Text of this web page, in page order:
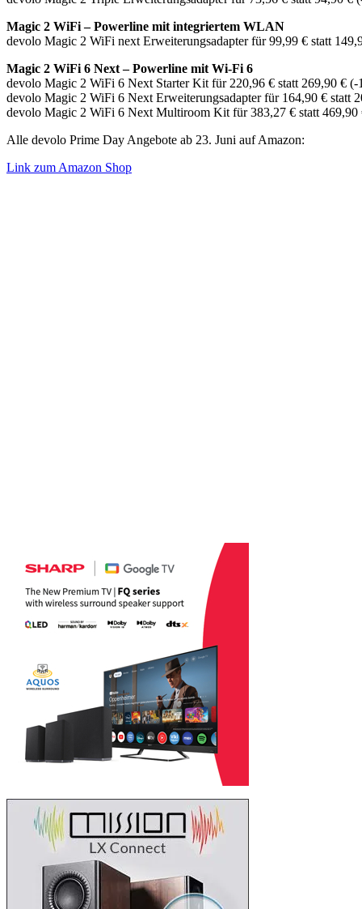
Magic 2 WiFi – Powerline mit integriertem WLAN
devolo Magic 2 WiFi next Erweiterungsadapter für 99,99 € statt
Magic 2 WiFi 6 Next – Powerline mit Wi-Fi 6
devolo Magic 2 WiFi 6 Next Starter Kit für 220,96 € statt 269,90 € (-
devolo Magic 2 WiFi 6 Next Erweiterungsadapter für 164,90 € statt
devolo Magic 2 WiFi 6 Next Multiroom Kit für 383,27 € statt 469,90
Alle devolo Prime Day Angebote ab 23. Juni auf Amazon:
Link zum Amazon Shop